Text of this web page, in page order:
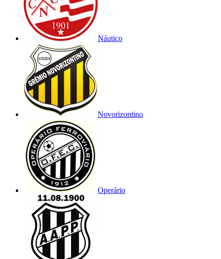
Náutico
Novorizontino
Operário